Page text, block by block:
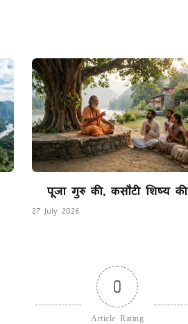
पूजा गुरु की, कसौटी शिष्य की
27 July 2026
0
Article Rating